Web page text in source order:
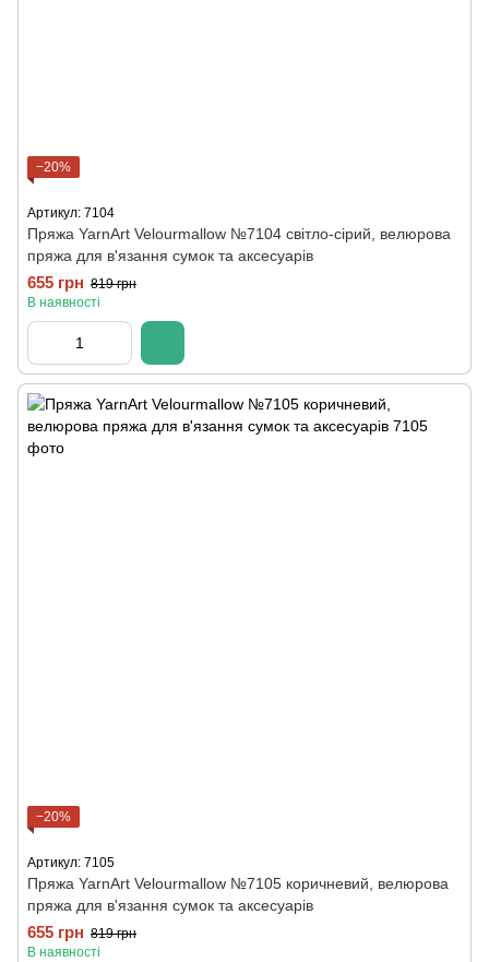
−20%
Артикул: 7104
Пряжа YarnArt Velourmallow №7104 світло-сірий, велюрова
пряжа для в'язання сумок та аксесуарів
655 грн 819 грн
В наявності
−20%
Артикул: 7105
Пряжа YarnArt Velourmallow №7105 коричневий, велюрова
пряжа для в'язання сумок та аксесуарів
655 грн 819 грн
В наявності